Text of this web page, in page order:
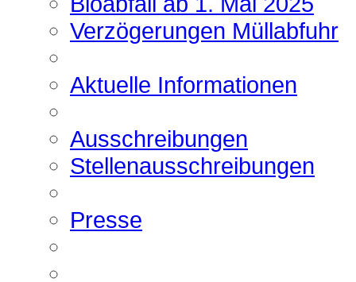
Verzögerungen Müllabfuhr
Aktuelle Informationen
Ausschreibungen
Stellenausschreibungen
Presse